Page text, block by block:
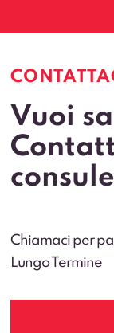
Vuoi
Chiamaci per
Lungo Termine